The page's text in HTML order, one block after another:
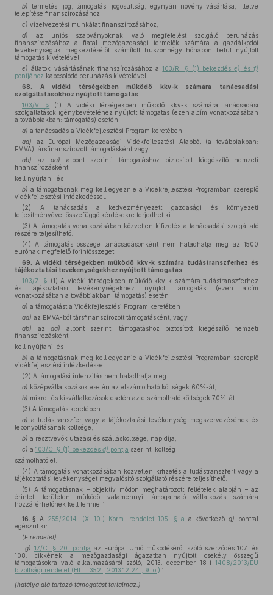
b) termelési jog, támogatási jogosultság, egynyári növény vásárlása, illetve
telepítése finanszírozásához,
c) vízelvezetési munkálat finanszírozásához,
d) az uniós szabványoknak való megfelelést szolgáló beruházás
finanszírozásához a fiatal mezőgazdasági termelők számára a gazdálkodói
tevékenységük megkezdésétől számított huszonnégy hónapon belül nyújtott
támogatás kivételével,
e) állatok vásárlásának finanszírozásához a103/R. § (1) bekezdése) ésf)
pontjához kapcsolódó beruházás kivételével.
68. A vidéki térségekben működő kkv-k számára tanácsadási
szolgáltatásokhoz nyújtott támogatás
103/V. §
(1) A vidéki térségekben működő kkv-k számára tanácsadási
szolgáltatások igénybevételéhez nyújtott támogatás (ezen alcím vonatkozásában
a továbbiakban: támogatás) esetén
a) a tanácsadás a Vidékfejlesztési Program keretében
aa) az Európai Mezőgazdasági Vidékfejlesztési Alapból (a továbbiakban:
EMVA) társfinanszírozott támogatásként vagy
ab) az aa) alpont szerinti támogatáshoz biztosított kiegészítő nemzeti
finanszírozásként,
kell nyújtani, és
b) a támogatásnak meg kell egyeznie a Vidékfejlesztési Programban szereplő
vidékfejlesztési intézkedéssel.
(2) A tanácsadás a kedvezményezett gazdasági és környezeti
teljesítményével összefüggő kérdésekre terjedhet ki.
(3) A támogatás vonatkozásában közvetlen kifizetés a tanácsadási szolgáltató
részére teljesíthető.
(4) A támogatás összege tanácsadásonként nem haladhatja meg az 1500
eurónak megfelelő forintösszeget.
69. A vidéki térségekben működő kkv-k számára tudástranszferhez és
tájékoztatási tevékenységekhez nyújtott támogatás
103/Z. § (1) A vidéki térségekben működő kkv-k számára tudástranszferhez
és tájékoztatási tevékenységekhez nyújtott támogatás (ezen alcím
vonatkozásában a továbbiakban: támogatás) esetén
a) a támogatást a Vidékfejlesztési Program keretében
aa) az EMVA-ból társfinanszírozott támogatásként, vagy
ab) az aa) alpont szerinti támogatáshoz biztosított kiegészítő nemzeti
finanszírozásként
kell nyújtani, és
b) a támogatásnak meg kell egyeznie a Vidékfejlesztési Programban szereplő
vidékfejlesztési intézkedéssel.
(2) A támogatási intenzitás nem haladhatja meg
a) középvállalkozások esetén az elszámolható költségek 60%-át,
b) mikro- és kisvállalkozások esetén az elszámolható költségek 70%-át.
(3) A támogatás keretében
a) a tudástranszfer vagy a tájékoztatási tevékenység megszervezésének és
lebonyolításának költsége,
b) a résztvevők utazási és szállásköltsége, napidíja,
c) a 103/C. § (1) bekezdés d) pontja szerinti költség
számolható el.
(4) A támogatás vonatkozásában közvetlen kifizetés a tudástranszfert vagy a
tájékoztatási tevékenységet megvalósító szolgáltató részére teljesíthető.
(5) A támogatásnak – objektív módon meghatározott feltételek alapján – az
érintett területen működő valamennyi támogatható vállalkozás számára
hozzáférhetőnek kell lennie.”
16. § A 255/2014. (X. 10.) Korm. rendelet 105. §-a a következőg) ponttal
egészül ki:
(E rendelet)
g) 17/C. § 20. pontja az Európai Unió működéséről szóló szerződés 107. és
108. cikkének a mezőgazdasági ágazatban nyújtott csekély összegű
támogatásokra való alkalmazásáról szóló, 2013. december 18-i 1408/2013/EU
bizottsági rendelet (HL L 352., 2013.12.24., 9. o.)”
(hatálya alá tartozó támogatást tartalmaz.)